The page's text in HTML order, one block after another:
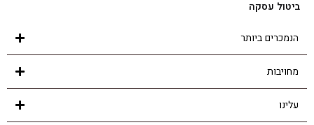
ביטול עסקה
הנמכרים ביותר
מחויבות
עלינו